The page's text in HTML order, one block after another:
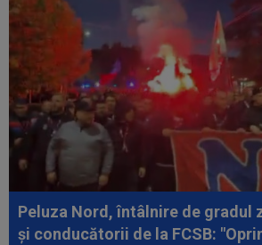
Peluza Nord, întâlnire de gradul
și conducătorii de la FCSB: